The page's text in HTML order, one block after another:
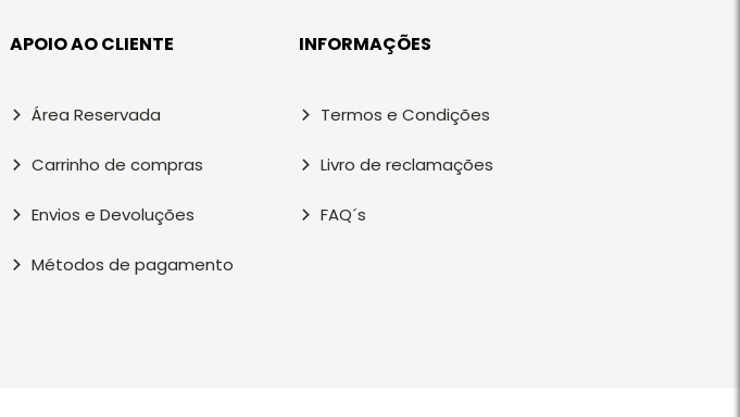
APOIO AO CLIENTE
Área Reservada
Carrinho de compras
Envios e Devoluções
Métodos de pagamento
INFORMAÇÕES
Termos e Condições
Livro de reclamações
FAQ´s